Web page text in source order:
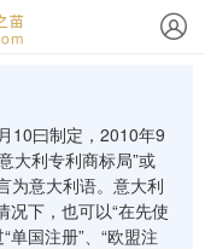
10曰制定，2010年9
大利专利商标局”或
为意大利语。意大利
况下，也可以“在先使
单国注册”、“欧盟注